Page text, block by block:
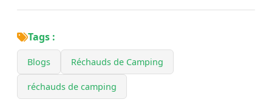
Tags :
Blogs Réchauds de Camping
réchauds de camping